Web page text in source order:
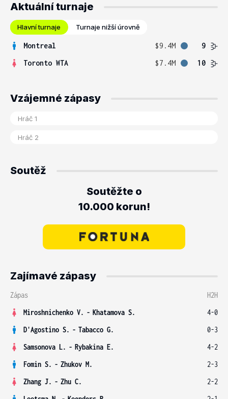
Aktuální turnaje
Hlavní turnaje Turnaje nižší úrovně
Montreal $9.4M
9
Toronto WTA
$7.4M 10
Vzájemné zápasy
Soutěž
Soutěžte o
10.000 korun!
Zajímavé zápasy
Zápas
H2H
Miroshnichenko V. - Khatamova S.
4-0
D'Agostino S. - Tabacco G.
0-3
Samsonova L. - Rybakina E.
4-2
Fomin S. - Zhukov M.
2-3
Zhang J. - Zhu C.
2-2